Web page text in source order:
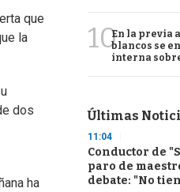
que
la
dos
ha
10En la previa
blancos se
interna
Últimas
11:04
Conductor de
paro de
debate: "No